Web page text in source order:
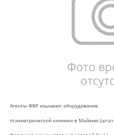
Агенты ФБР изымают оборудование
психиатрической клиники в Майами (штат